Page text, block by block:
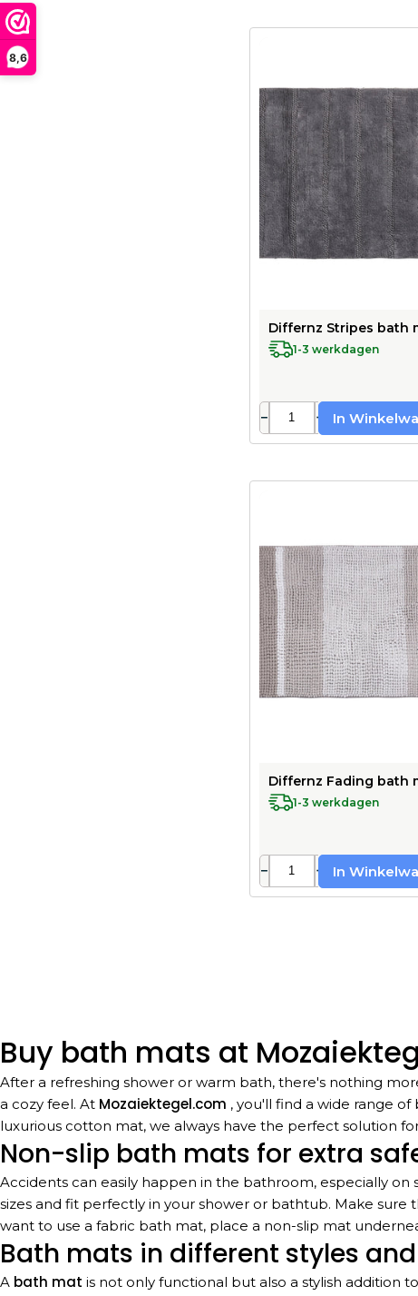
8,6
Differnz Stripes bath
1-3 werkdagen
− + In
Differnz Fading bath
1-3 werkdagen
− + In
Buy bath mats at
After a refreshing shower or warm bath, there's nothing
a cozy feel. At Mozaiektegel.com , you'll find a wide range of
luxurious cotton mat, we always have the perfect solution
Non-slip bath mats for extra
Accidents can easily happen in the bathroom, especially on
sizes and fit perfectly in your shower or bathtub. Make sure
want to use a fabric bath mat, place a non-slip mat
Bath mats in different styles and
A bath mat is not only functional but also a stylish addition